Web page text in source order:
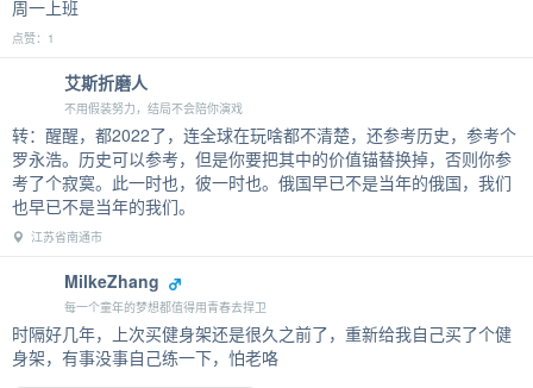
周一上班
点赞：1
艾斯折磨人
不用假装努力，结局不会陪你演戏
转：醒醒，都2022了，连全球在玩啥都不清楚，还参考历史，参考个
罗永浩。历史可以参考，但是你要把其中的价值锚替换掉，否则你参
考了个寂寞。此一时也，彼一时也。俄国早已不是当年的俄国，我们
也早已不是当年的我们。
江苏省南通市
MilkeZhang
每一个童年的梦想都值得用青春去捍卫
时隔好几年，上次买健身架还是很久之前了，重新给我自己买了个健
身架，有事没事自己练一下，怕老咯